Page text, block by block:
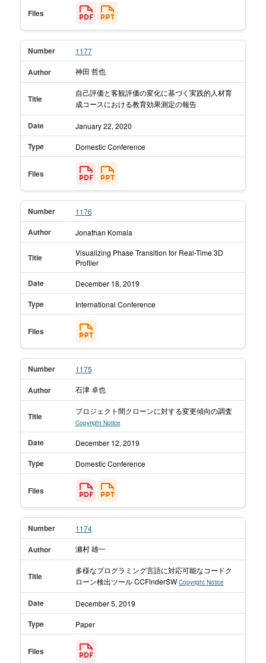
Files
Number 1177
Author 神田 哲也
Title
自己評価と客観評価の変化に基づく実践的人材育
成コースにおける教育効果測定の報告
Date January 22, 2020
Type Domestic Conference
Files
Number 1176
Author Jonathan Komala
Title
Visualizing Phase Transition for Real-Time 3D
Profiler
Date December 18, 2019
Type International Conference
Files
Number 1175
Author 石津 卓也
Title
プロジェクト間クローンに対する変更傾向の調査
Copyright Notice
Date December 12, 2019
Type Domestic Conference
Files
Number 1174
Author 瀬村 雄一
Title
多様なプログラミング言語に対応可能なコードク
ローン検出ツール CCFinderSW Copyright Notice
Date December 5, 2019
Type Paper
Files